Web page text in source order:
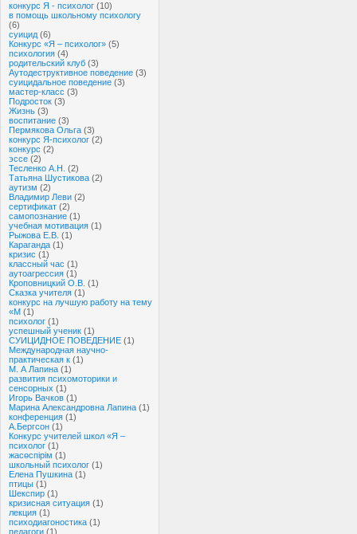
конкурс Я - психолог (10)
в помощь школьному психологу
(6)
суицид (6)
Конкурс «Я – психолог» (5)
психология (4)
родительский клуб (3)
Аутодеструктивное поведение (3)
суицидальное поведение (3)
мастер-класс (3)
Подросток (3)
Жизнь (3)
воспитание (3)
Пермякова Ольга (3)
конкурс Я-психолог (2)
конкурс (2)
эссе (2)
Тесленко А.Н. (2)
Татьяна Шустикова (2)
аутизм (2)
Владимир Леви (2)
сертификат (2)
самопознание (1)
учебная мотивация (1)
Рыжова Е.В. (1)
Караганда (1)
кризис (1)
классный час (1)
аутоагрессия (1)
Кроповницкий О.В. (1)
Сказка учителя (1)
конкурс на лучшую работу на тему
«М (1)
психолог (1)
успешный ученик (1)
СУИЦИДНОЕ ПОВЕДЕНИЕ (1)
Международная научно-
практическая к (1)
М. А Лапина (1)
развития психомоторики и
сенсорных (1)
Игорь Вачков (1)
Марина Александровна Лапина (1)
конференция (1)
А.Бергсон (1)
Конкурс учителей школ «Я –
психолог (1)
жасөспірім (1)
школьный психолог (1)
Елена Пушкина (1)
птицы (1)
Шекспир (1)
кризисная ситуация (1)
лекция (1)
психодиагоностика (1)
педагоги (1)